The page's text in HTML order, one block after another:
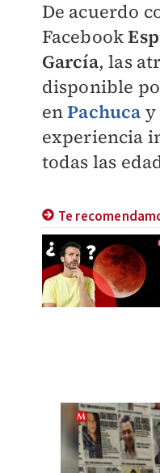
De acuerdo
Facebook
García, las
disponible
enPachuca y
experiencia
todas las
Te